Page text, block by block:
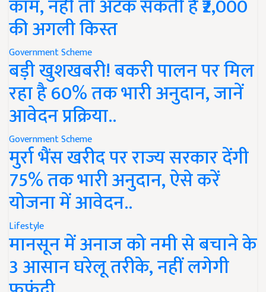
काम, नहीं तो अटक सकती है ₹2,000
की अगली किस्त
Government Scheme
बड़ी खुशखबरी! बकरी पालन पर मिल
रहा है 60% तक भारी अनुदान, जानें
आवेदन प्रक्रिया..
Government Scheme
मुर्रा भैंस खरीद पर राज्य सरकार देंगी
75% तक भारी अनुदान, ऐसे करें
योजना में आवेदन..
Lifestyle
मानसून में अनाज को नमी से बचाने के
3 आसान घरेलू तरीके, नहीं लगेगी